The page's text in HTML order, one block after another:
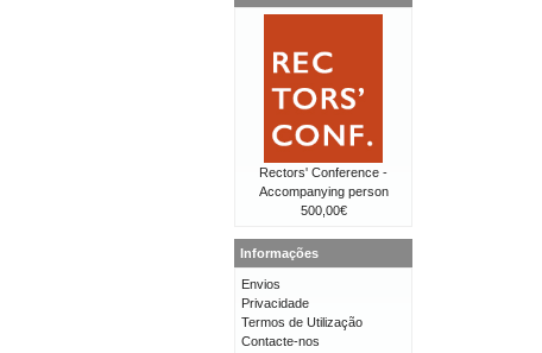
Rectors' Conference -
Accompanying person
500,00€
Informações
Envios
Privacidade
Termos de Utilização
Contacte-nos